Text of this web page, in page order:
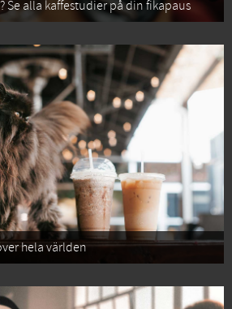
Se alla kaffestudier på din fikapaus
hela världen